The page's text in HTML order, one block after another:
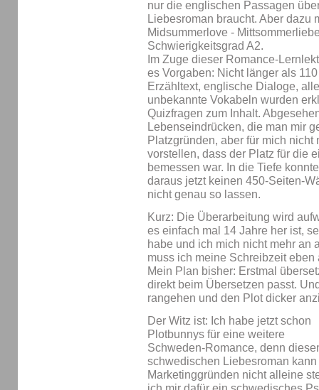
nur die englischen Passagen
Liebesroman braucht. Aber dazu
Midsummerlove -
Schwierigkeitsgrad A2.
Im Zuge dieser Romance-
es Vorgaben: Nicht länger als
Erzähltext, englische Dialoge,
unbekannte Vokabeln wurden
Quizfragen zum Inhalt.
Lebenseindrücken, die man mir
Platzgründen, aber für mich
vorstellen, dass der Platz für die
bemessen war. In die Tiefe
daraus jetzt keinen 450-Seiten-
nicht genau so lassen.
Kurz: Die Überarbeitung wird
es einfach mal 14 Jahre her ist,
habe und ich mich nicht mehr an
muss ich meine Schreibzeit eben
Mein Plan bisher: Erstmal
direkt beim Übersetzen passt.
rangehen und den Plot dicker
Der Witz ist: Ich habe jetzt schon
Plotbunnys für eine weitere
Schweden-Romance, denn
schwedischen Liebesroman
Marketinggründen nicht alleine